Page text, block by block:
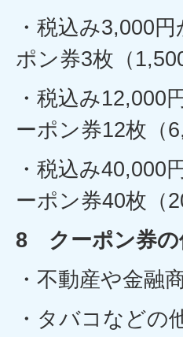
・税込み3,000
ポン券3枚（
・税込み12,000
ーポン券12枚（
・税込み40,000
ーポン券40枚（
8 クーポン券の
・不動産や金融
・タバコなどの